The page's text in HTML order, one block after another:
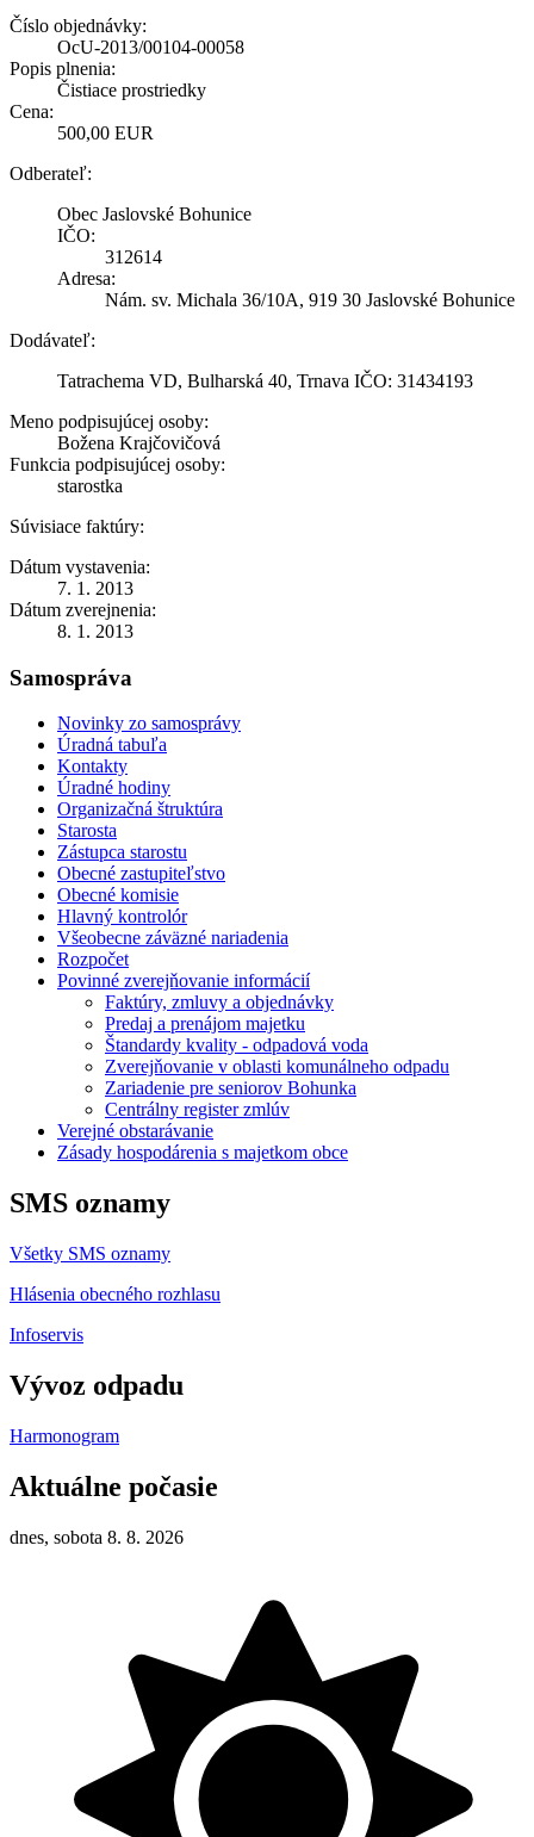
Číslo objednávky:
OcU-2013/00104-00058
Popis plnenia:
Čistiace prostriedky
Cena:
500,00 EUR
Odberateľ:
Obec Jaslovské Bohunice
IČO:
312614
Adresa:
Nám. sv. Michala 36/10A, 919 30 Jaslovské Bohunice
Dodávateľ:
Tatrachema VD, Bulharská 40, Trnava IČO: 31434193
Meno podpisujúcej osoby:
Božena Krajčovičová
Funkcia podpisujúcej osoby:
starostka
Súvisiace faktúry:
Dátum vystavenia:
7. 1. 2013
Dátum zverejnenia:
8. 1. 2013
Samospráva
Novinky zo samosprávy
Úradná tabuľa
Kontakty
Úradné hodiny
Organizačná štruktúra
Starosta
Zástupca starostu
Obecné zastupiteľstvo
Obecné komisie
Hlavný kontrolór
Všeobecne záväzné nariadenia
Rozpočet
Povinné zverejňovanie informácií
Faktúry, zmluvy a objednávky
Predaj a prenájom majetku
Štandardy kvality - odpadová voda
Zverejňovanie v oblasti komunálneho odpadu
Zariadenie pre seniorov Bohunka
Centrálny register zmlúv
Verejné obstarávanie
Zásady hospodárenia s majetkom obce
SMS oznamy
Všetky SMS oznamy
Hlásenia obecného rozhlasu
Infoservis
Vývoz odpadu
Harmonogram
Aktuálne počasie
dnes, sobota 8. 8. 2026